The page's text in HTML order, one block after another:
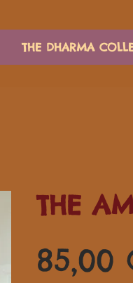
THE DHARMA
THE
85,00